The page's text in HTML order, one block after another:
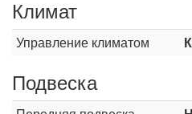
Климат
Управление климатом
Подвеска